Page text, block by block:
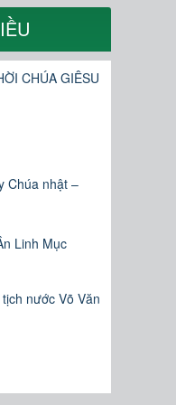
CHÚA GIÊSU
Chúa nhật –
Linh Mục
nước Võ Văn